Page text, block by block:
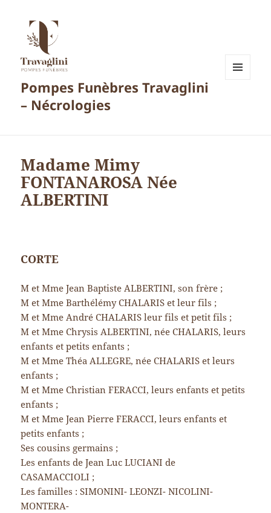
Pompes Funèbres Travaglini
– Nécrologies
Madame Mimy
FONTANAROSA Née
ALBERTINI
CORTE
M et Mme Jean Baptiste ALBERTINI, son frère ;
M et Mme Barthélémy CHALARIS et leur fils ;
M et Mme André CHALARIS leur fils et petit fils ;
M et Mme Chrysis ALBERTINI, née CHALARIS, leurs
enfants et petits enfants ;
M et Mme Théa ALLEGRE, née CHALARIS et leurs
enfants ;
M et Mme Christian FERACCI, leurs enfants et petits
enfants ;
M et Mme Jean Pierre FERACCI, leurs enfants et
petits enfants ;
Ses cousins germains ;
Les enfants de Jean Luc LUCIANI de
CASAMACCIOLI ;
Les familles : SIMONINI- LEONZI- NICOLINI-
MONTERA-